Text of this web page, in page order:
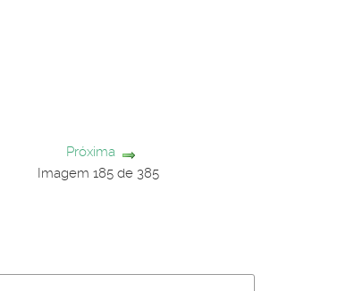
Próxima
Imagem 185 de 385